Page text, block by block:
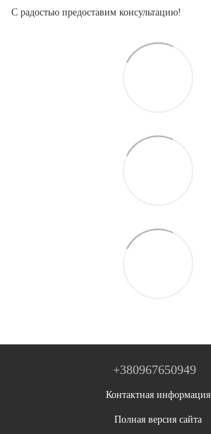
С радостью предоставим консультацию!
+380967650949
Контактная информация
Полная версия сайта